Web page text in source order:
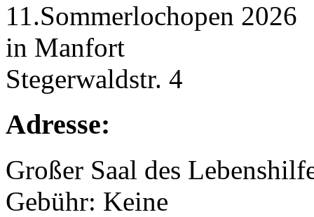
11.Sommerlochopen 2026
in Manfort
Stegerwaldstr. 4
Adresse:
Großer Saal des
Gebühr: Keine